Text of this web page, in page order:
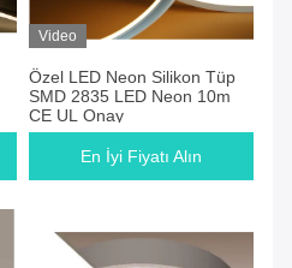
Video
Özel LED Neon Silikon Tüp
SMD 2835 LED Neon 10m
CE UL Onay
En İyi Fiyatı Alın